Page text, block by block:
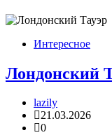
Интересное
Лондонский
lazily
21.03.2026
0